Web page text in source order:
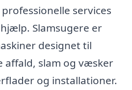
services
Slamsugere er
designet til
affald, slam og væsker
og installationer.